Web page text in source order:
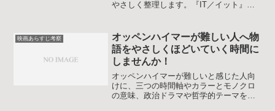
やさしく整理します。『IT／イット』や
映画あらすじ考察
オッペンハイマーが難しい人へ物
語をやさしくほどいていく時間に
しませんか！
オッペンハイマーが難しいと感じた人向
けに、三つの時間軸やカラーとモノクロ
の意味、政治ドラマや哲学的テーマを整